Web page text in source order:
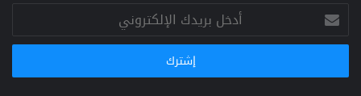
أدخل
بريدك
الإلكتروني